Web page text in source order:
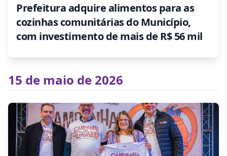
Prefeitura adquire alimentos para as
cozinhas comunitárias do Município,
com investimento de mais de R$ 56 mil
15 de maio de 2026